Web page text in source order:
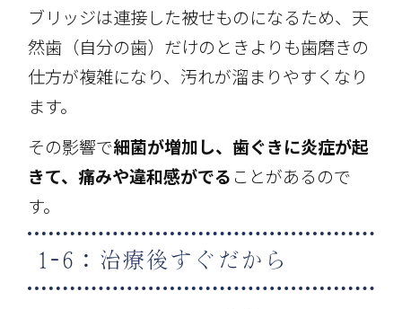
ブリッジは連接した被せものになるため、天
然歯（自分の歯）だけのときよりも歯磨きの
仕方が複雑になり、汚れが溜まりやすくなり
ます。
その影響で細菌が増加し、歯ぐきに炎症が起
きて、痛みや違和感がでる ことがあるので
す。
1-6：治療後すぐだから